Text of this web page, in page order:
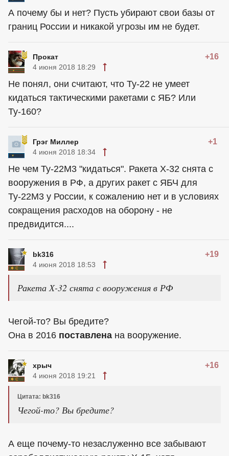
А почему бы и нет? Пусть убирают свои базы от
границ России и никакой угрозы им не будет.
Прокат +16
4 июня 2018 18:29
Не понял, они считают, что Ту-22 не умеет
кидаться тактическими ракетами с ЯБ? Или
Ту-160?
Грэг Миллер +1
4 июня 2018 18:34
Не чем Ту-22М3 "кидаться". Ракета Х-32 снята с
вооружения в РФ, а других ракет с ЯБЧ для
Ту-22М3 у России, к сожалению нет и в условиях
сокращения расходов на оборону - не
предвидится....
bk316 +19
4 июня 2018 18:53
Ракета Х-32 снята с вооружения в РФ
Чегой-то? Вы бредите?
Она в 2016 поставлена на вооружение.
хрыч +16
4 июня 2018 19:21
Цитата: bk316
Чегой-то? Вы бредите?
А еще почему-то незаслуженно все забывают